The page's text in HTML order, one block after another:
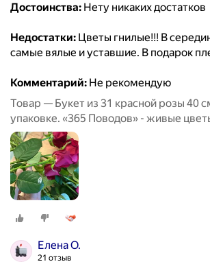
Достоинства: Нету никаких достатков
Недостатки: Цветы гнилые!!! В
самые вялые и уставшие. В подарок
Комментарий: Не рекомендую
Товар — Букет из 31 красной розы 40
упаковке. «365 Поводов» - живые
Елена О.
21 отзыв